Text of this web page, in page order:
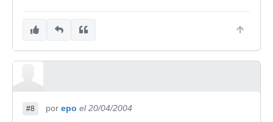
#8 por epo el 20/04/2004